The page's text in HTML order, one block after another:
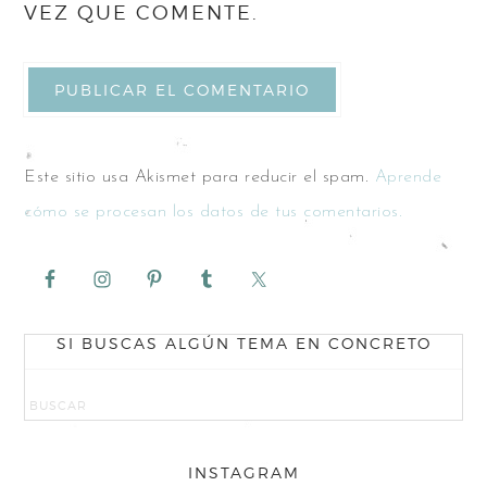
VEZ QUE COMENTE.
Este sitio usa Akismet para reducir el spam. Aprende
cómo se procesan los datos de tus comentarios.
SI BUSCAS ALGÚN TEMA EN CONCRETO
INSTAGRAM